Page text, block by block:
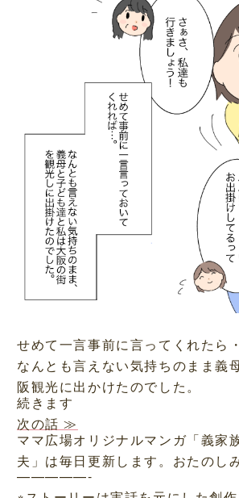
せめて一言事前に言ってくれたら
なんとも言えない気持ちのまま義
阪観光に出かけたのでした。
続きます
次の話 ≫
ママ広場オリジナルマンガ「義家
夫」は毎日更新します。おたのし
—————-